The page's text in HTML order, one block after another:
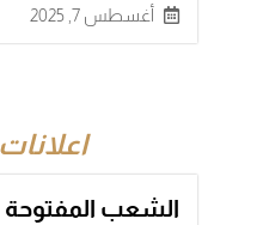
أغسطس 7, 2025
الشعب المفتوحة